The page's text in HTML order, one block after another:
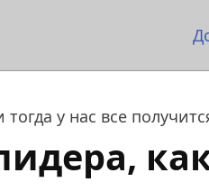
у нас все